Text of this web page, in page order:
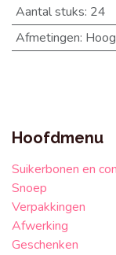
Aantal stuks: 24
Afmetingen:
Hoofdmenu
Suikerbonen en
Snoep
Verpakkingen
Afwerking
Geschenken